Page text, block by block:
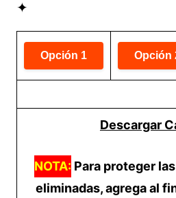
✦
Descargar
NOTA: Para proteger
eliminadas, agrega al